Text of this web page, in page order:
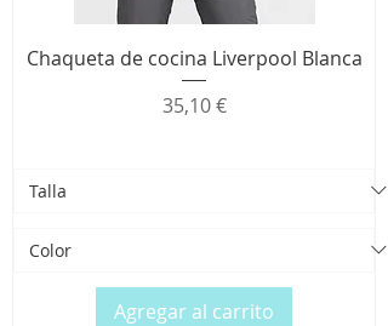
Chaqueta de cocina Liverpool Blanca
Precio
35,10 €
Agregar al carrito